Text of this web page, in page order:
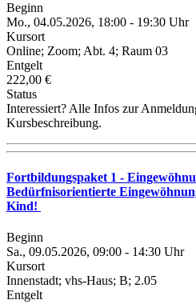
Beginn
Mo., 04.05.2026, 18:00 - 19:30 Uhr
Kursort
Online; Zoom; Abt. 4; Raum 03
Entgelt
222,00 €
Status
Interessiert? Alle Infos zur
Kursbeschreibung.
Fortbildungspaket 1 -
Bedürfnisorientierte
Kind!
Beginn
Sa., 09.05.2026, 09:00 - 14:30 Uhr
Kursort
Innenstadt; vhs-Haus; B; 2.05
Entgelt